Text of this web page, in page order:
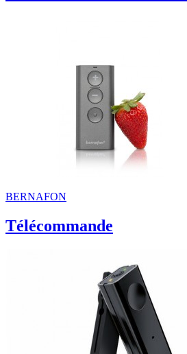
BERNAFON
Télécommande